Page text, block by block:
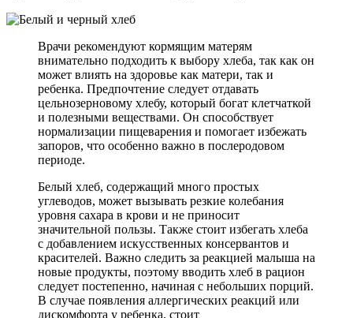
Врачи рекомендуют кормящим матерям
внимательно подходить к выбору хлеба, так как он
может влиять на здоровье как матери, так и
ребенка. Предпочтение следует отдавать
цельнозерновому хлебу, который богат клетчаткой
и полезными веществами. Он способствует
нормализации пищеварения и помогает избежать
запоров, что особенно важно в послеродовом
периоде.
Белый хлеб, содержащий много простых
углеводов, может вызывать резкие колебания
уровня сахара в крови и не приносит
значительной пользы. Также стоит избегать хлеба
с добавлением искусственных консервантов и
красителей. Важно следить за реакцией малыша на
новые продукты, поэтому вводить хлеб в рацион
следует постепенно, начиная с небольших порций.
В случае появления аллергических реакций или
дискомфорта у ребенка, стоит